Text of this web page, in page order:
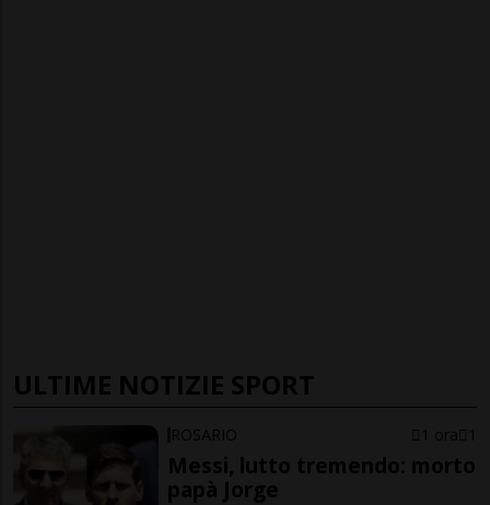
ULTIME NOTIZIE SPORT
ROSARIO 1 ora 1
Messi, lutto tremendo: morto
papà Jorge